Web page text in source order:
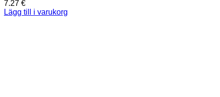
7.27 €
Lägg till i varukorg